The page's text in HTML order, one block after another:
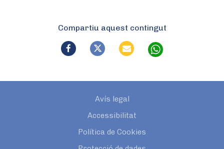
Compartiu aquest contingut
Avís legal
Accessibilitat
Política de Cookies